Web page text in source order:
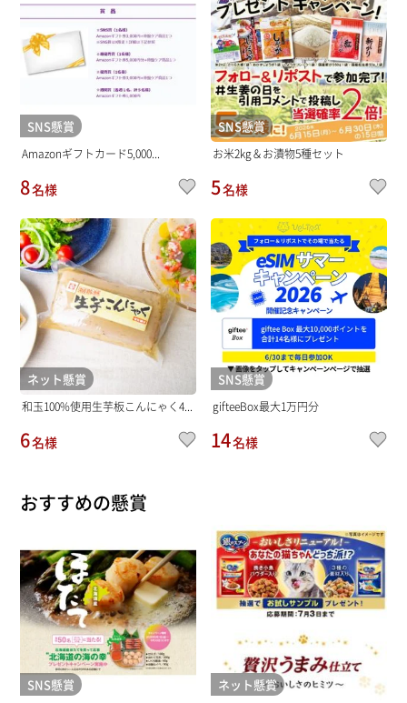
SNS懸賞
Amazonギフトカード5,000...
8名様
SNS懸賞
お米2kg＆お漬物5種セット
5名様
ネット懸賞
和玉100%使用生芋板こんにゃく4...
6名様
SNS懸賞
gifteeBox最大1万円分
14名様
おすすめの懸賞
SNS懸賞 ネット懸賞